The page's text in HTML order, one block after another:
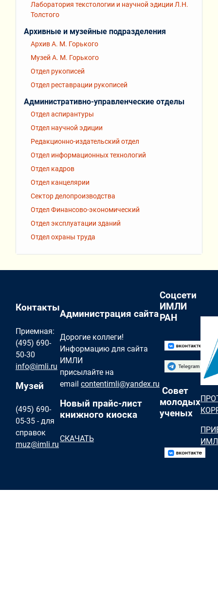
Лаборатория текстологии и научной эдиции Л.Н.
Толстого
Архивные и музейные подразделения
Архив А. М. Горького
Музей А. М. Горького
Отдел рукописей
Отдел реставрации рукописей
Административно-управленческие отделы
Отдел аспирантуры
Отдел научной эдиции
Редакционно-издательский отдел
Отдел информационных технологий
Отдел кадров
Отдел канцелярии
Сектор делопроизводства
Отдел Финансово-экономический
Отдел эксплуатации зданий
Отдел охраны труда
Контакты
Приемная:
(495) 690-
50-30
info@imli.ru
Музей
(495) 690-
05-35 - для
справок
muz@imli.ru
Администрация сайта
Дорогие коллеги!
Информацию для сайта
ИМЛИ
присылайте на
email contentimli@yandex.ru
Новый прайс-лист
книжного киоска
СКАЧАТЬ
Соцсети
ИМЛИ
РАН
Совет
молодых
ученых